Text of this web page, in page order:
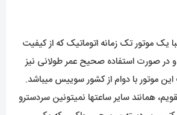
یک موتور تک زمانه اتوماتیک که از کیفیت
و در صورت استفاده صحیح عمر طولانی نیز
موتور با دوام از کشور سوییس میباشد.
همانند سایر ساعتها نمیتونین سردسترو